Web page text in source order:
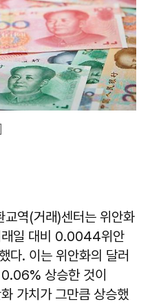
역(거래)센터는 위안화
래일 대비 0.0044위안
다. 이는 위안화의 달러
상승한 것이
가치가 그만큼 상승했